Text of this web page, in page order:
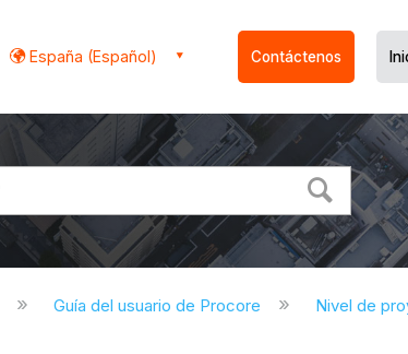
España (Español) Contáctenos
Guía del usuario de Procore Nivel de